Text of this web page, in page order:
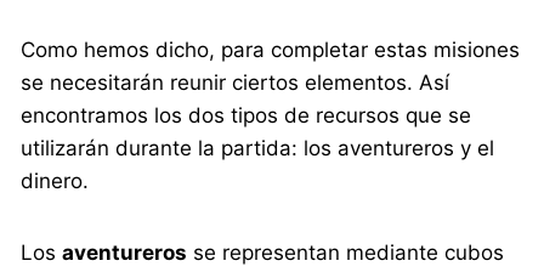
Como hemos dicho, para completar estas misiones
se necesitarán reunir ciertos elementos. Así
encontramos los dos tipos de recursos que se
utilizarán durante la partida: los aventureros y el
dinero.
Losaventureros se representan mediante cubos